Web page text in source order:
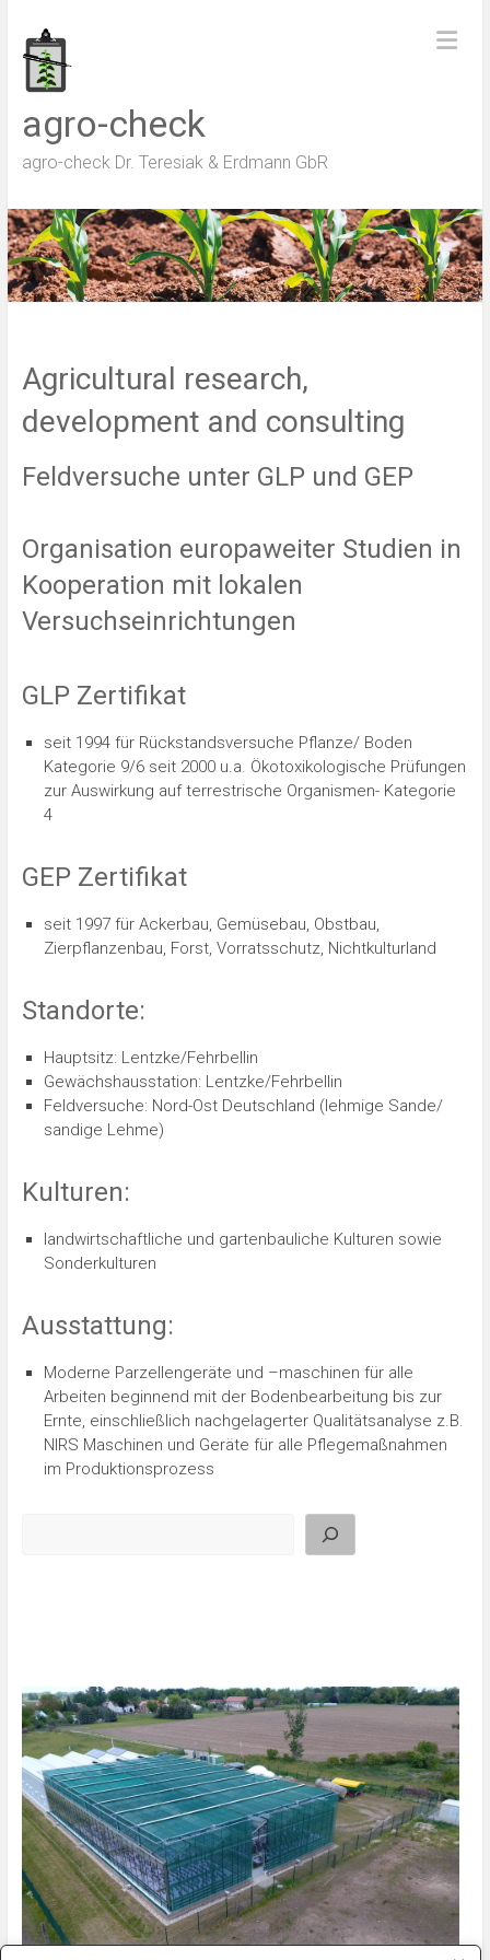
Inhalt
springen
agro-check
agro-check Dr. Teresiak & Erdmann GbR
Agricultural research,
development and consulting
Feldversuche unter GLP und GEP
Organisation europaweiter Studien in
Kooperation mit lokalen
Versuchseinrichtungen
GLP Zertifikat
seit 1994 für Rückstandsversuche Pflanze/ Boden
Kategorie 9/6 seit 2000 u.a. Ökotoxikologische Prüfungen
zur Auswirkung auf terrestrische Organismen- Kategorie
4
GEP Zertifikat
seit 1997 für Ackerbau, Gemüsebau, Obstbau,
Zierpflanzenbau, Forst, Vorratsschutz, Nichtkulturland
Standorte:
Hauptsitz: Lentzke/Fehrbellin
Gewächshausstation: Lentzke/Fehrbellin
Feldversuche: Nord-Ost Deutschland (lehmige Sande/
sandige Lehme)
Kulturen:
landwirtschaftliche und gartenbauliche Kulturen sowie
Sonderkulturen
Ausstattung:
Moderne Parzellengeräte und –maschinen für alle
Arbeiten beginnend mit der Bodenbearbeitung bis zur
Ernte, einschließlich nachgelagerter Qualitätsanalyse z.B.
NIRS Maschinen und Geräte für alle Pflegemaßnahmen
im Produktionsprozess